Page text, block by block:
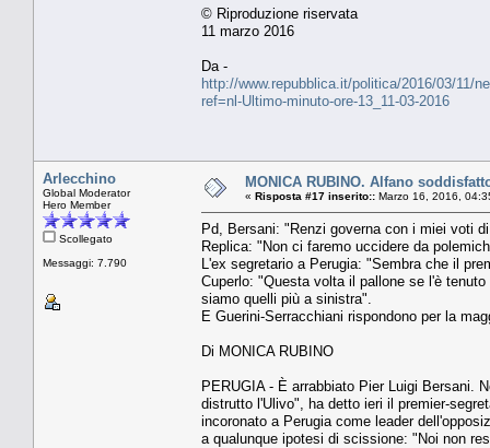
© Riproduzione riservata
11 marzo 2016
Da -
http://www.repubblica.it/politica/2016/03/11/
ref=nl-Ultimo-minuto-ore-13_11-03-2016
Arlecchino
Global Moderator
Hero Member
Scollegato
Messaggi: 7.790
MONICA RUBINO. Alfano
« Risposta #17 inserito:: Marzo 16, 2016,
Pd, Bersani: "Renzi governa con i miei voti
Replica: "Non ci faremo uccidere da
L'ex segretario a Perugia: "Sembra che il
Cuperlo: "Questa volta il pallone se l'è
siamo quelli più a sinistra".
E Guerini-Serracchiani rispondono per la
Di MONICA RUBINO
PERUGIA - È arrabbiato Pier Luigi Bersani.
distrutto l'Ulivo", ha detto ieri il premier-
incoronato a Perugia come leader
a qualunque ipotesi di scissione: "Noi non